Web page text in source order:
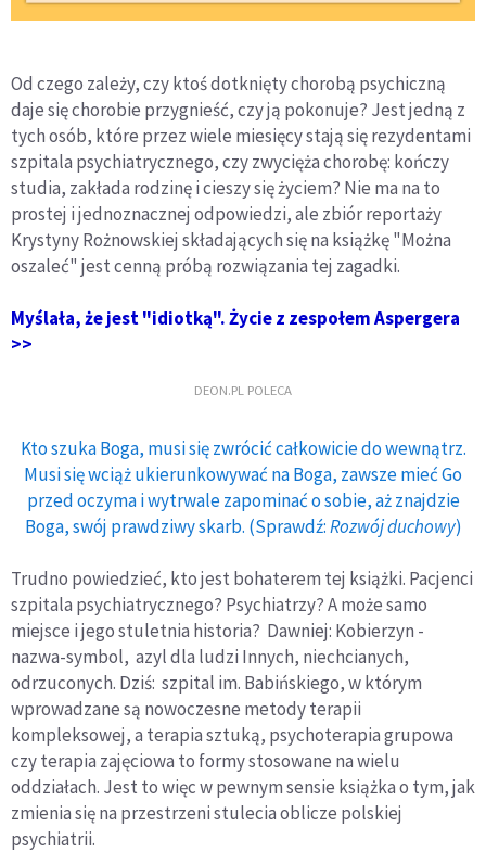
Od czego zależy, czy ktoś dotknięty chorobą psychiczną
daje się chorobie przygnieść, czy ją pokonuje? Jest jedną z
tych osób, które przez wiele miesięcy stają się rezydentami
szpitala psychiatrycznego, czy zwycięża chorobę: kończy
studia, zakłada rodzinę i cieszy się życiem? Nie ma na to
prostej i jednoznacznej odpowiedzi, ale zbiór reportaży
Krystyny Rożnowskiej składających się na książkę "Można
oszaleć" jest cenną próbą rozwiązania tej zagadki.
Myślała, że jest "idiotką". Życie z zespołem Aspergera
>>
DEON.PL POLECA
Kto szuka Boga, musi się zwrócić całkowicie do wewnątrz.
Musi się wciąż ukierunkowywać na Boga, zawsze mieć Go
przed oczyma i wytrwale zapominać o sobie, aż znajdzie
Boga, swój prawdziwy skarb. (Sprawdź:Rozwój duchowy)
Trudno powiedzieć, kto jest bohaterem tej książki. Pacjenci
szpitala psychiatrycznego? Psychiatrzy? A może samo
miejsce i jego stuletnia historia? Dawniej: Kobierzyn -
nazwa-symbol, azyl dla ludzi Innych, niechcianych,
odrzuconych. Dziś: szpital im. Babińskiego, w którym
wprowadzane są nowoczesne metody terapii
kompleksowej, a terapia sztuką, psychoterapia grupowa
czy terapia zajęciowa to formy stosowane na wielu
oddziałach. Jest to więc w pewnym sensie książka o tym, jak
zmienia się na przestrzeni stulecia oblicze polskiej
psychiatrii.